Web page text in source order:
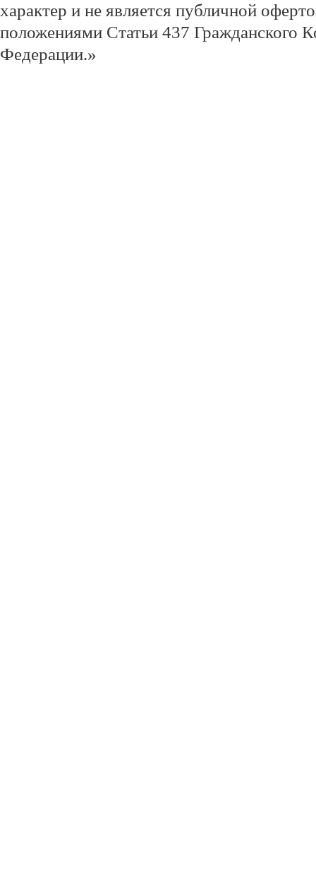
характер и не является публичной
положениями Статьи 437 Гражданского
Федерации.»